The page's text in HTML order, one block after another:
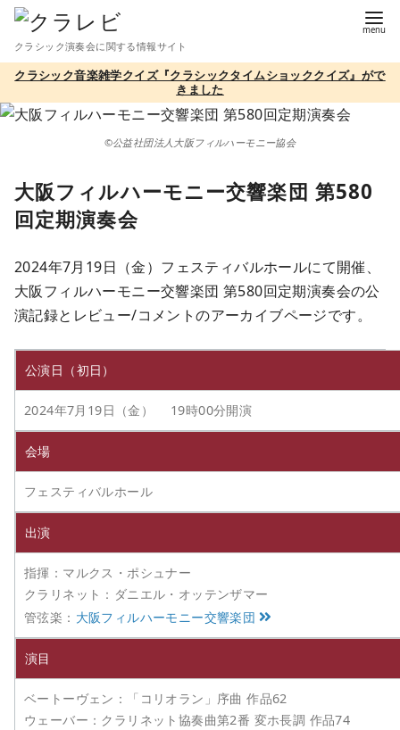
テ
ツ
クラシック演奏会に関する情報サイト
クラシック音楽雑学クイズ『クラシックタイムショッククイズ』がで
きました
©公益社団法人大阪フィルハーモニー協会
大阪フィルハーモニー交響楽団 第580
回定期演奏会
2024年7月19日（金）フェスティバルホールにて開催、
大阪フィルハーモニー交響楽団 第580回定期演奏会の公
演記録とレビュー/コメントのアーカイブページです。
公演日（初日）
2024年7月19日（金） 19時00分開演
会場
フェスティバルホール
出演
指揮：マルクス・ポシュナー
クラリネット：ダニエル・オッテンザマー
管弦楽： 大阪フィルハーモニー交響楽団
演目
ベートーヴェン：「コリオラン」序曲 作品62
ウェーバー：クラリネット協奏曲第2番 変ホ長調 作品74